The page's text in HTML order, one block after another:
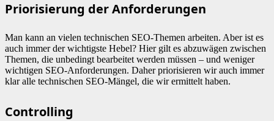
Priorisierung der Anforderungen
Man kann an vielen technischen SEO-Themen arbeiten. Aber ist es
auch immer der wichtigste Hebel? Hier gilt es abzuwägen zwischen
Themen, die unbedingt bearbeitet werden müssen – und weniger
wichtigen SEO-Anforderungen. Daher priorisieren wir auch immer
klar alle technischen SEO-Mängel, die wir ermittelt haben.
Controlling